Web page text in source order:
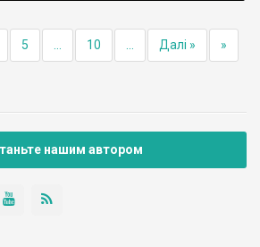
іншим ордам.
5 10 Далі » »
нашим автором